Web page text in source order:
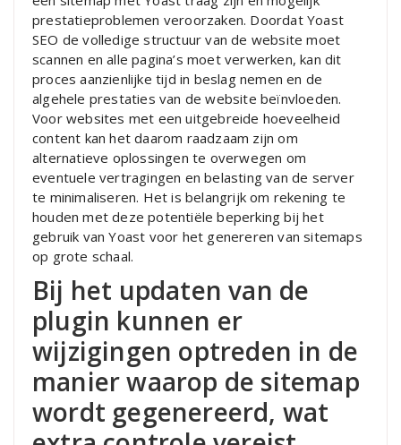
prestatieproblemen veroorzaken. Doordat Yoast
SEO de volledige structuur van de website moet
scannen en alle pagina’s moet verwerken, kan dit
proces aanzienlijke tijd in beslag nemen en de
algehele prestaties van de website beïnvloeden.
Voor websites met een uitgebreide hoeveelheid
content kan het daarom raadzaam zijn om
alternatieve oplossingen te overwegen om
eventuele vertragingen en belasting van de server
te minimaliseren. Het is belangrijk om rekening te
houden met deze potentiële beperking bij het
gebruik van Yoast voor het genereren van sitemaps
op grote schaal.
Bij het updaten van de
plugin kunnen er
wijzigingen optreden in de
manier waarop de sitemap
wordt gegenereerd, wat